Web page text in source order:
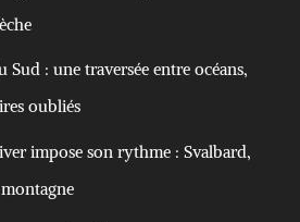
: une traversée entre océans,
oubliés
impose son rythme : Svalbard,